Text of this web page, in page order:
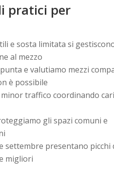
pratici per
e sosta limitata si
al mezzo
e valutiamo mezzi
è possibile
traffico coordinando
gli spazi comuni e
settembre presentano picchi
migliori